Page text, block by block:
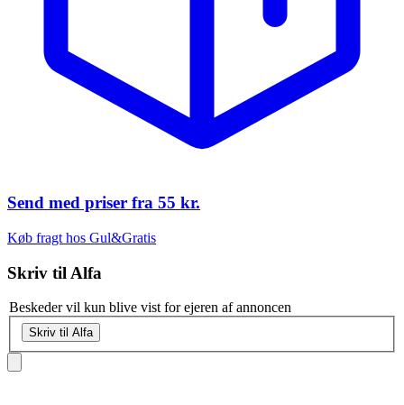
Send med priser fra 55 kr.
Køb fragt hos Gul&Gratis
Skriv til Alfa
Beskeder vil kun blive vist for ejeren af annoncen
Skriv til Alfa